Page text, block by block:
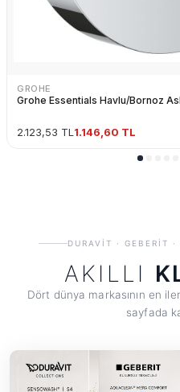
GROHE
Grohe Essentials Havlu/Bornoz
2.123,53 TL 1.146,60 TL
DURAVIT · GEBERIT ·
AKILLI
Dört dünya markasının en
sayfada